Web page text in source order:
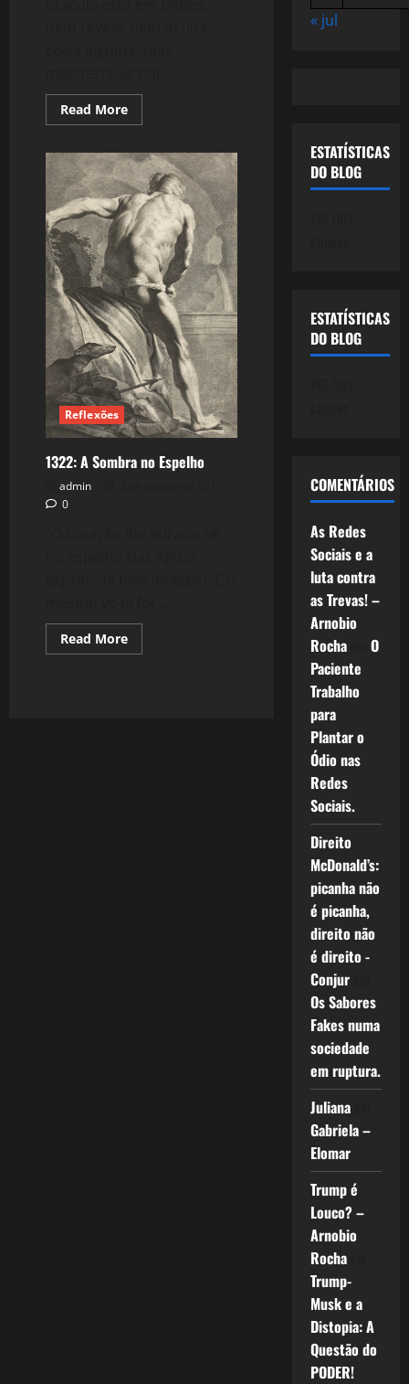
Read MoreRead
more
Oráculos,
Presságios
e
Resoluções
Míticas
Reflexões
1322: A Sombra no Espelho
admin
0
Read MoreRead
more
« jul
ESTATÍSTICAS
DO BLOG
ESTATÍSTICAS
DO BLOG
COMENTÁRIOS
As Redes
Sociais e a
luta contra
as Trevas! –
Arnobio
Rochaem O
Paciente
Trabalho
para
Plantar o
Ódio nas
Redes
Sociais.
Direito
McDonald’s:
picanha não
é picanha,
direito não
é direito -
Conjurem
Os Sabores
Fakes numa
sociedade
em ruptura.
Julianaem
Gabriela –
Elomar
Trump é
Louco? –
Arnobio
Rochaem
Trump-
Musk e a
Distopia: A
Questão do
PODER!